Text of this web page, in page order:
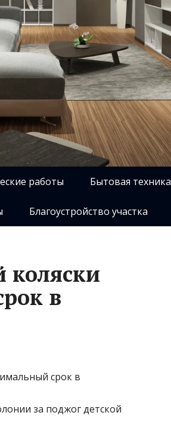
работы Бытовая техника
Благоустройство участка
коляски
в
за поджог детской